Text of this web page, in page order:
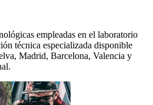
empleadas en el laboratorio
técnica especializada disponible
Madrid, Barcelona, Valencia y